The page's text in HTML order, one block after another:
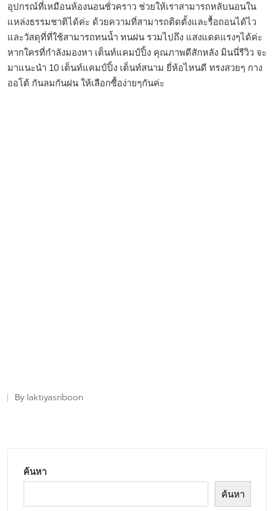
อุปกรณ์ที่เหมือนห้องนอนชั่วคราว ช่วยให้เราสามารถหลับนอนใน
แหล่งธรรมชาติได้ค่ะ ด้วยความที่สามารถติดตั้งและรื้อถอนได้ไว
และวัสดุที่ที่ใช้สามารถทนน้ำ ทนฝน รวมไปถึง แสงแดดแรงๆได้ค่ะ
หากใครที่กำลังมองหา เต็นท์แคมป์ปิ้ง คุณภาพดีสักหลัง มินนี่รีวิว จะ
มาแนะนำ 10 เต็นท์แคมป์ปิ้ง เต็นท์สนาม ยี่ห้อไหนดี ทรงสวยๆ กาง
ออโต้ กันลมกันฝน ให้เลือกซื้อง่ายๆกันค่ะ
Posted
By laktiyasriboon
ค้นหา
ค้นหา